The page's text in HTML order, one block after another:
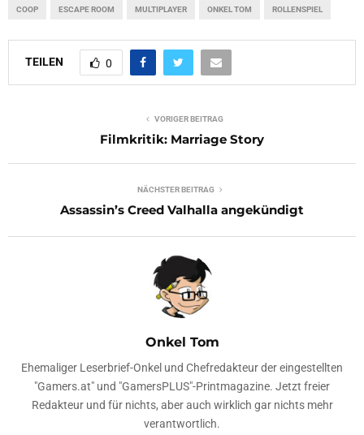
COOP ESCAPE ROOM MULTIPLAYER ONKEL TOM ROLLENSPIEL
TEILEN 0
VORIGER BEITRAG
Filmkritik: Marriage Story
NÄCHSTER BEITRAG
Assassin’s Creed Valhalla angekündigt
Onkel Tom
Ehemaliger Leserbrief-Onkel und Chefredakteur der eingestellten
"Gamers.at" und "GamersPLUS"-Printmagazine. Jetzt freier
Redakteur und für nichts, aber auch wirklich gar nichts mehr
verantwortlich.